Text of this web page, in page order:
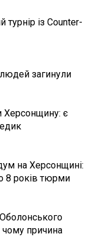
турнір із Counter-
загинули
Херсонщину: є
на Херсонщині:
8 років тюрми
чому причина